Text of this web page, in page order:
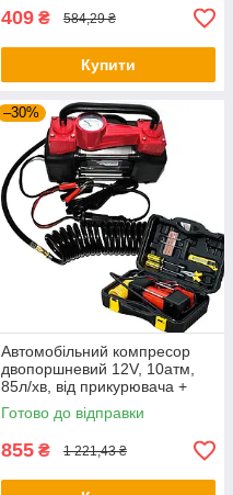
409 ₴ 584,29 ₴
Купити
–30%
Автомобільний компресор
двопоршневий 12V, 10атм,
85л/хв, від прикурювача +
кейс / Автомобільний насос
для шин
Готово до відправки
855 ₴ 1 221,43 ₴